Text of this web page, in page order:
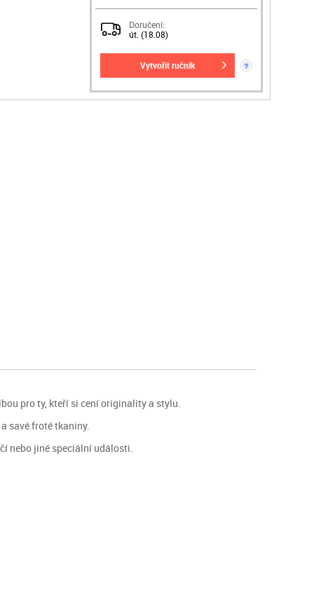
Doručení:
út. (18.08)
vytvořit ručník ?
pro ty, kteří si cení originality a stylu.
savé froté tkaniny.
nebo jiné speciální události.